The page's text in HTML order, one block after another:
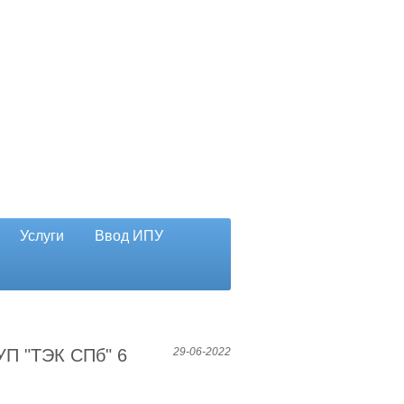
Услуги Ввод ИПУ
29-06-2022
"ТЭК СПб" 6